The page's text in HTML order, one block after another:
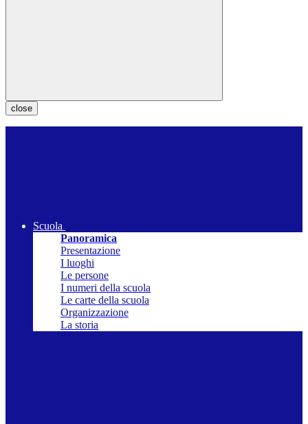
close
Scuola
Panoramica
Presentazione
I luoghi
Le persone
I numeri della scuola
Le carte della scuola
Organizzazione
La storia